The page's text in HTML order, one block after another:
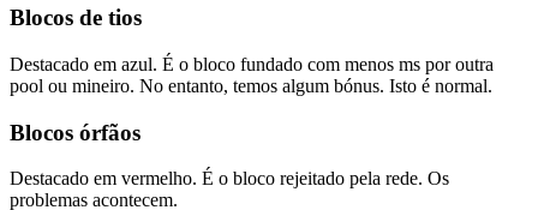
Blocos de tios
Destacado em azul. É o bloco fundado com menos ms por outra
pool ou mineiro. No entanto, temos algum bónus. Isto é normal.
Blocos órfãos
Destacado em vermelho. É o bloco rejeitado pela rede. Os
problemas acontecem.